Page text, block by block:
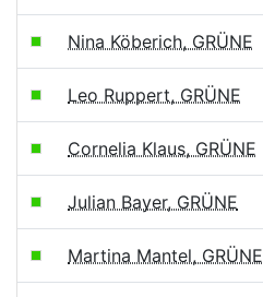
Nina Köberich, GRÜNE
Leo Ruppert, GRÜNE
Cornelia Klaus, GRÜNE
Julian Bayer, GRÜNE
Martina Mantel, GRÜNE